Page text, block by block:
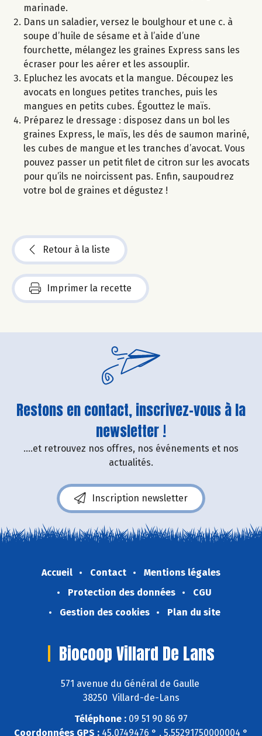
marinade.
Dans un saladier, versez le boulghour et une c. à
soupe d’huile de sésame et à l’aide d’une
fourchette, mélangez les graines Express sans les
écraser pour les aérer et les assouplir.
Epluchez les avocats et la mangue. Découpez les
avocats en longues petites tranches, puis les
mangues en petits cubes. Égouttez le maïs.
Préparez le dressage : disposez dans un bol les
graines Express, le maïs, les dés de saumon mariné,
les cubes de mangue et les tranches d’avocat. Vous
pouvez passer un petit filet de citron sur les avocats
pour qu’ils ne noircissent pas. Enfin, saupoudrez
votre bol de graines et dégustez !
Retour à la liste
Imprimer la recette
Restons en contact, inscrivez-vous à la
newsletter !
....et retrouvez nos offres, nos événements et nos
actualités.
Inscription newsletter
Accueil Contact
Mentions légales
Protection des données
CGU
Gestion des cookies
Plan du site
Biocoop Villard De Lans
571 avenue du Général de Gaulle
38250 Villard-de-Lans
Téléphone : 09 51 90 86 97
Coordonnées GPS : 45,0749476 ° , 5,55291750000004 °